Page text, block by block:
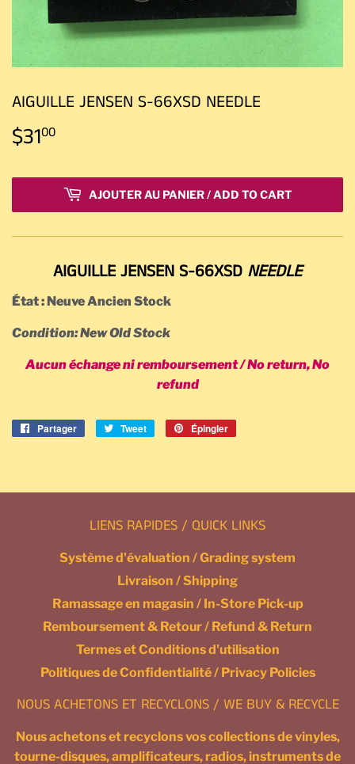
AIGUILLE JENSEN S-66XSD NEEDLE
$3100
AJOUTER AU PANIER / ADD TO CART
AIGUILLE JENSEN S-66XSD NEEDLE
État : Neuve Ancien Stock
Condition: New Old Stock
Aucun échange ni remboursement / No return, No
refund
Partager
PartagerTweet
Tweeter
Épingler
LIENS RAPIDES / QUICK LINKS
Système d'évaluation / Grading system
Livraison / Shipping
Ramassage en magasin / In-Store Pick-up
Remboursement & Retour / Refund & Return
Termes et Conditions d'utilisation
Politiques de Confidentialité / Privacy Policies
NOUS ACHETONS ET RECYCLONS / WE BUY & RECYCLE
Nous achetons et recyclons vos collections de vinyles,
tourne-disques, amplificateurs, radios, instruments de